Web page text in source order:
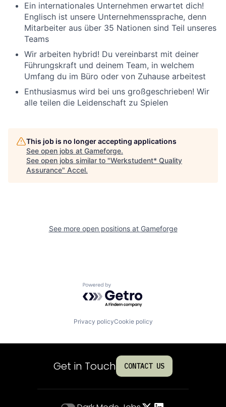
Ein internationales Unternehmen erwartet dich!
Englisch ist unsere Unternehmenssprache, denn
Mitarbeiter aus über 35 Nationen sind Teil unseres
Teams
Wir arbeiten hybrid! Du vereinbarst mit deiner
Führungskraft und deinem Team, in welchem
Umfang du im Büro oder von Zuhause arbeitest
Enthusiasmus wird bei uns großgeschrieben! Wir
alle teilen die Leidenschaft zu Spielen
This job is no longer accepting applications
See open jobs at Gameforge.
See open jobs similar to "Werkstudent* Quality
Assurance" Accel.
See more open positions at Gameforge
Powered by Getro.com
Privacy policyCookie policy
Get in Touch CONTACT US